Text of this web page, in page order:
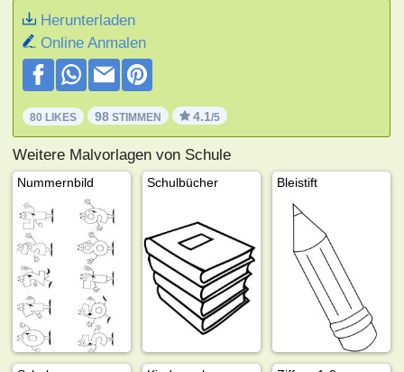
Herunterladen
Online Anmalen
80 LIKES 98 STIMMEN 4.1/5
Weitere Malvorlagen von Schule
Nummernbild Schulbücher Bleistift